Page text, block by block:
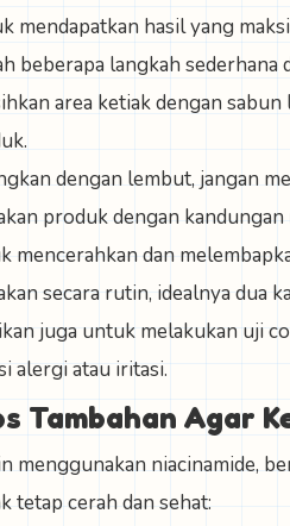
mendapatkan hasil yang
beberapa langkah
area ketiak dengan
dengan lembut, jangan
produk dengan
mencerahkan dan
secara rutin, idealnya dua
juga untuk melakukan uji
alergi atau iritasi.
Tambahan Agar
menggunakan niacinamide,
tetap cerah dan sehat: